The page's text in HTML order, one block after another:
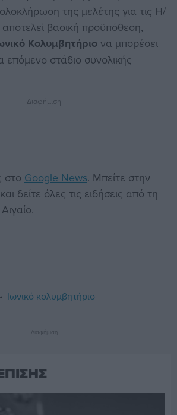
της μελέτης για τις Η/
βασική προϋπόθεση,
Κολυμβητήριονα μπορέσει
επόμενο στάδιο συνολικής
Διαφήμιση
στο Google News. Μπείτε στην
δείτε όλες τις ειδήσεις από τη
Ιωνικό κολυμβητήριο
Διαφήμιση